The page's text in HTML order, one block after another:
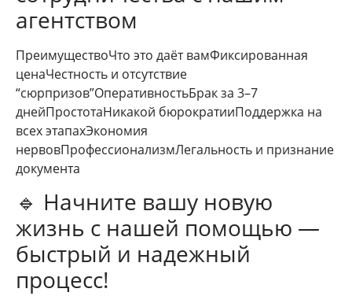
агентством
ПреимуществоЧто это даёт вамФиксированная
ценаЧестность и отсутствие
“сюрпризов”ОперативностьБрак за 3–7
днейПростотаНикакой бюрократииПоддержка на
всех этапахЭкономия
нервовПрофессионализмЛегальность и признание
документа
🔹 Начните вашу новую
жизнь с нашей помощью —
быстрый и надежный
процесс!